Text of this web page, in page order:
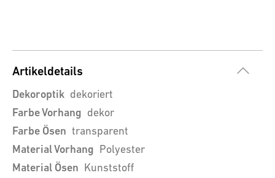
Artikeldetails
Dekoroptik dekoriert
Farbe Vorhang dekor
Farbe Ösen transparent
Material Vorhang Polyester
Material Ösen Kunststoff